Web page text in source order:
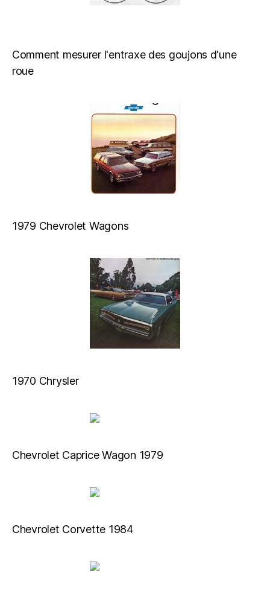
Comment mesurer l'entraxe des goujons d'une
roue
1979 Chevrolet Wagons
1970 Chrysler
Chevrolet Caprice Wagon 1979
Chevrolet Corvette 1984